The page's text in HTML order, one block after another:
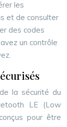
les
et de consulter
des codes
un contrôle
la sécurité du
LE (Low
pour être